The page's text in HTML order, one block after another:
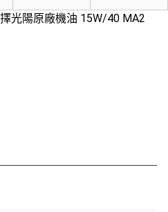
光陽原廠機油 15W/40 MA2